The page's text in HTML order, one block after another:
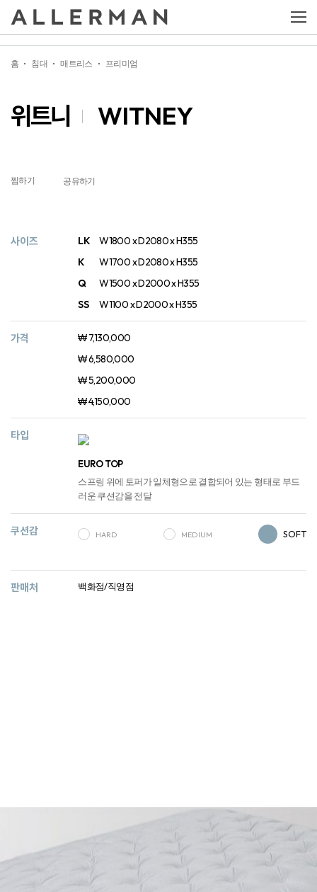
홈 침대 매트리스 프리미엄
위트니 WITNEY
찜하기 공유하기
위트니 WITNEY
사이즈 LK
W1800 x D2080 x H355
K
W1700 x D2080 x H355
Q
W1500 x D2000 x H355
SS
W1100 x D2000 x H355
가격
₩ 7,130,000
₩ 6,580,000
₩ 5,200,000
₩ 4,150,000
타입
EURO TOP
스프링 위에 토퍼가 일체형으로 결합되어 있는 형태로 부드
러운 쿠션감을 전달
쿠션감 HARD MEDIUM SOFT
판매처 백화점/직영점